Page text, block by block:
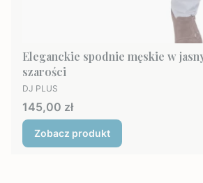
Eleganckie spodnie męskie w
szarości
PRODUCENT
DJ PLUS
Cena
145,00 zł
Zobacz produkt